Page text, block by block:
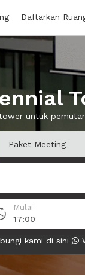
Daftarkan
untuk
Paket Meeting
Mulai
17:00
kami di sini